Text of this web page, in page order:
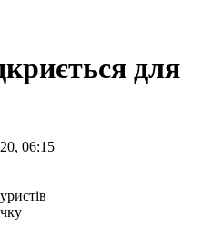
для
06:15